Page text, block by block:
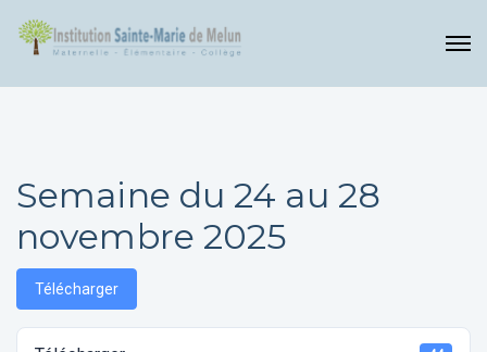
Semaine du 24 au 28
novembre 2025
Télécharger